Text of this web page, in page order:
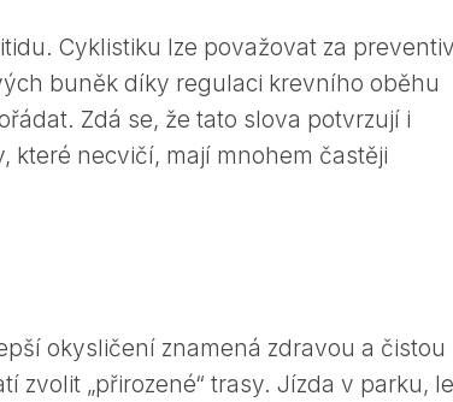
Cyklistiku lze považovat za
buněk díky regulaci krevního oběhu
Zdá se, že tato slova potvrzují i
které necvičí, mají mnohem častěji
okysličení znamená zdravou a čistou
zvolit „přirozené“ trasy. Jízda v parku,